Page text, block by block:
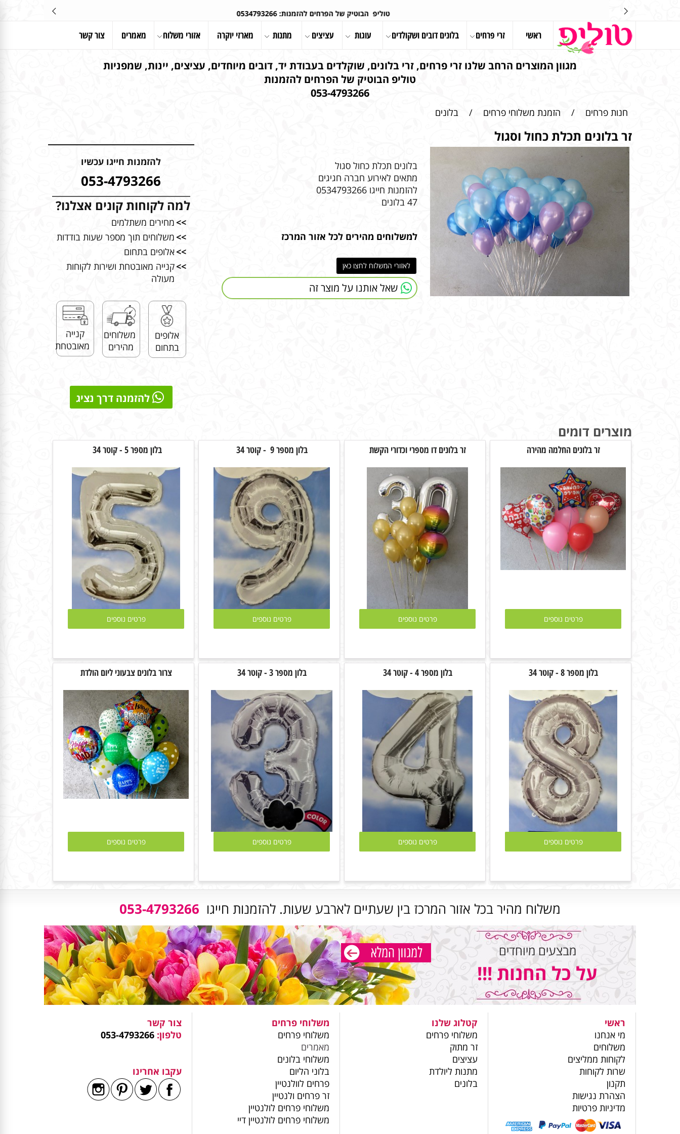
טוליפ הבוטיק של הפרחים להזמנות: 0534793266
ראשי זרי פרחים בלונים דובים ושקולדים עוגות עציצים מתנות מארזי יוקרה אזורי משלוח מאמרים צור קשר
מגוון המוצרים הרחב שלנו זרי פרחים, זרי בלונים, שוקלדים בעבודת יד, דובים מיוחדים, עציצים, יינות, שמפניות
טוליפ הבוטיק של הפרחים להזמנות
053-4793266
חנות פרחים / הזמנת משלוחי פרחים / בלונים
זר בלונים תכלת כחול וסגול
בלונים תכלת כחול סגול
מתאים לאירוע חברה חגיגים
להזמנות חייגו 0534793266
47 בלונים
למשלוחים מהירים לכל אזור המרכז
לאזורי המשלוח לחצו כאן
שאל אותנו על מוצר זה
להזמנות חייגו עכשיו
053-4793266
למה לקוחות קונים אצלנו?
>>מחירים משתלמים
>>משלוחים תוך מספר שעות בודדות
>>אלופים בתחום
>>קנייה מאובטחת ושירות לקוחות
מעולה
אלופים
בתחום
משלוחים
מהירים
קנייה
מאובטחת
להזמנה דרך נציג
מוצרים דומים
זר בלונים החלמה מהירה
פרטים נוספים
זר בלונים דו מספרי וכדורי הקשת
פרטים נוספים
בלון מספר 9 - קוטר 34
פרטים נוספים
בלון מספר 5 - קוטר 34
פרטים נוספים
בלון מספר 8 - קוטר 34
פרטים נוספים
בלון מספר 4 - קוטר 34
פרטים נוספים
בלון מספר 3 - קוטר 34
פרטים נוספים
צרור בלונים צבעוני ליום הולדת
פרטים נוספים
משלוח מהיר בכל אזור המרכז בין שעתיים לארבע שעות. להזמנות חייגו 053-4793266
מבצעים מיוחדים
על כל החנות !!!
ראשי
מי אנחנו
משלוחים
לקוחות ממליצים
שרות לקוחות
תקנון
הצהרת נגישות
מדיניות פרטיות
קטלוג שלנו
משלוחי פרחים
זר מתוק
עציצים
מתנות ליולדת
בלונים
משלוחי פרחים
משלוחי פרחים
מאמרים
משלוחי בלונים
בלוני הליום
פרחים לוולנטיין
זר פרחים ולנטיין
משלוחי פרחים לולנטיין
משלוחי פרחים לולנטיין דיי
צור קשר
טלפון:053-4793266
עקבו אחרינו